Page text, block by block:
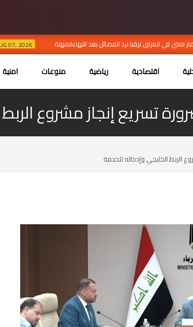
امتي في العراق ترقبا لرد الفصائل بعد انتهاءالمهلة 07, 2026
اقتصادية رياضية منوعات امنية
تسريع إنجاز مشروع
الربط الخليجي وإدخاله للخدمة